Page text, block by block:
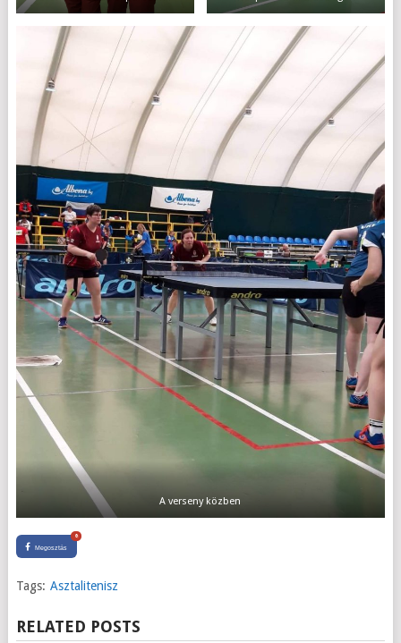
A verseny közben
Megosztás
0
Tags: Asztalitenisz
RELATED POSTS